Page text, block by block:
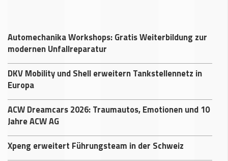
Automechanika Workshops: Gratis Weiterbildung zur
modernen Unfallreparatur
DKV Mobility und Shell erweitern Tankstellennetz in
Europa
ACW Dreamcars 2026: Traumautos, Emotionen und 10
Jahre ACW AG
Xpeng erweitert Führungsteam in der Schweiz